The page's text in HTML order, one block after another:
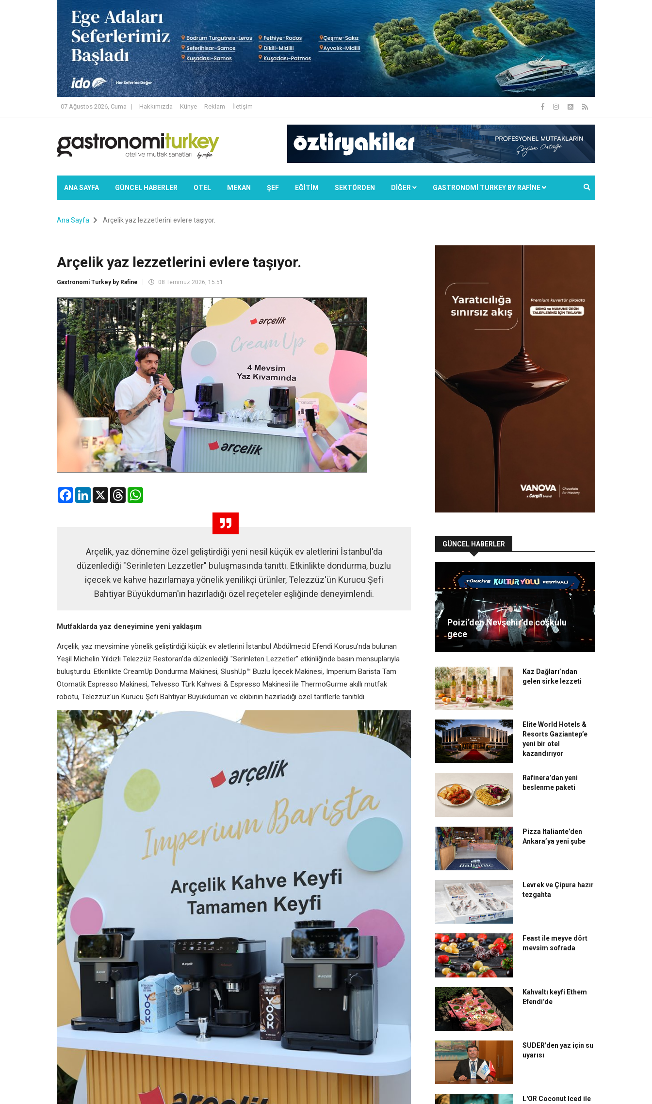
07 Ağustos 2026, Cuma Hakkımızda Künye Reklam İletişim
ANA SAYFA GÜNCEL HABERLER OTEL MEKAN ŞEF EĞİTİM SEKTÖRDEN DIĞER GASTRONOMİ TURKEY BY RAFİNE
Ana Sayfa Arçelik yaz lezzetlerini evlere taşıyor.
Arçelik yaz lezzetlerini evlere taşıyor.
Gastronomi Turkey by Rafine 08 Temmuz 2026, 15:51
FacebookLinkedIn
X Threads
Arçelik, yaz dönemine özel geliştirdiği yeni nesil küçük ev aletlerini İstanbul'da
düzenlediği "Serinleten Lezzetler" buluşmasında tanıttı. Etkinlikte dondurma, buzlu
içecek ve kahve hazırlamaya yönelik yenilikçi ürünler, Telezzüz'ün Kurucu Şefi
Bahtiyar Büyükduman'ın hazırladığı özel reçeteler eşliğinde deneyimlendi.
Mutfaklarda yaz deneyimine yeni yaklaşım
Arçelik, yaz mevsimine yönelik geliştirdiği küçük ev aletlerini İstanbul Abdülmecid Efendi Korusu'nda bulunan
Yeşil Michelin Yıldızlı Telezzüz Restoran'da düzenlediği "Serinleten Lezzetler" etkinliğinde basın mensuplarıyla
buluşturdu. Etkinlikte CreamUp Dondurma Makinesi, SlushUp™ Buzlu İçecek Makinesi, Imperium Barista Tam
Otomatik Espresso Makinesi, Telvesso Türk Kahvesi & Espresso Makinesi ile ThermoGurme akıllı mutfak
robotu, Telezzüz'ün Kurucu Şefi Bahtiyar Büyükduman ve ekibinin hazırladığı özel tariflerle tanıtıldı.
GÜNCEL HABERLER
Poizi’den Nevşehir’de coşkulu
gece
Kaz Dağları’ndan
gelen sirke lezzeti
Elite World Hotels &
Resorts Gaziantep’e
yeni bir otel
kazandırıyor
Rafinera’dan yeni
beslenme paketi
Pizza Italiante’den
Ankara’ya yeni şube
Levrek ve Çipura hazır
tezgahta
Feast ile meyve dört
mevsim sofrada
Kahvaltı keyfi Ethem
Efendi’de
SUDER'den yaz için su
uyarısı
L'OR Coconut Iced ile